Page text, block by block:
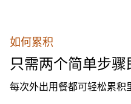
如何累积
只需两个简单步
每次外出用餐都可轻松累积